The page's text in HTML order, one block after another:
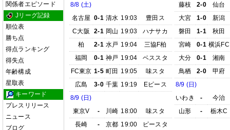
関係者エピソード
Jリーグ記録
順位表
勝ち点
得点ランキング
得失点
年齢構成
星取表
キーワード
プレスリリース
ニュース
ブログ
8/8 (土)
名古屋 0-1 清水 19:03
豊田ス
C大阪
2-1 岡山 19:03
ハナサカ
柏
2-1 水戸 19:04
三協F柏
福岡
0-1 神戸 19:04
ベススタ
FC東京 1-5 町田 19:05
味スタ
広島
3-0 千葉 19:19
Eピース
8/9 (日)
東京V
- 川崎 18:00
味スタ
長崎
- 京都 19:00 ピースタ
藤枝
2-0
仙台
大宮
1-0
新潟
磐田
1-1
秋田
宮崎
0-1 横浜FC
大分
0-1
湘南
鳥栖
2-0
甲府
8/9 (日)
いわき
-
今治
山形
- 栃木C